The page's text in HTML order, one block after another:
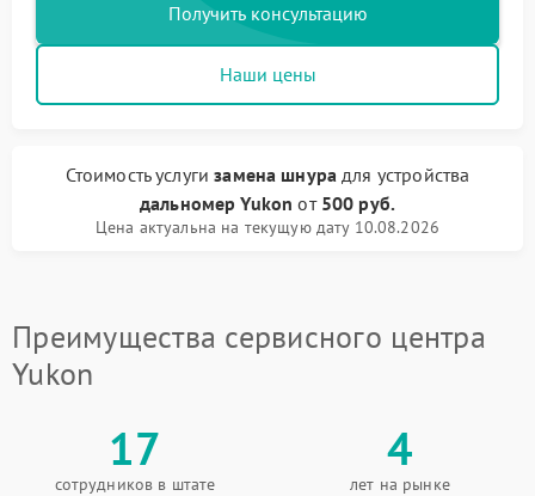
Получить консультацию
Наши цены
Стоимость услугизамена шнура для устройства
дальномер Yukon от 500 руб.
Цена актуальна на текущую дату 10.08.2026
Преимущества сервисного центра
Yukon
17
сотрудников в штате
4
лет на рынке